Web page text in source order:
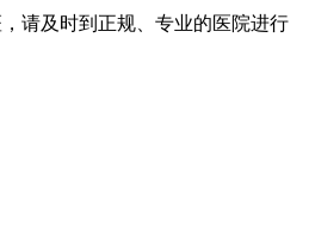
请及时到正规、专业的医院进行